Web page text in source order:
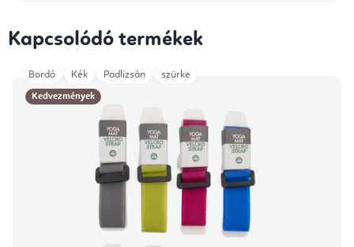
Kapcsolódó termékek
Kedvezmények
Bordó Kék Padlizsán szürke